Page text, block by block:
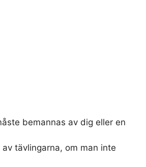
bemannas av dig eller en
tävlingarna, om man inte